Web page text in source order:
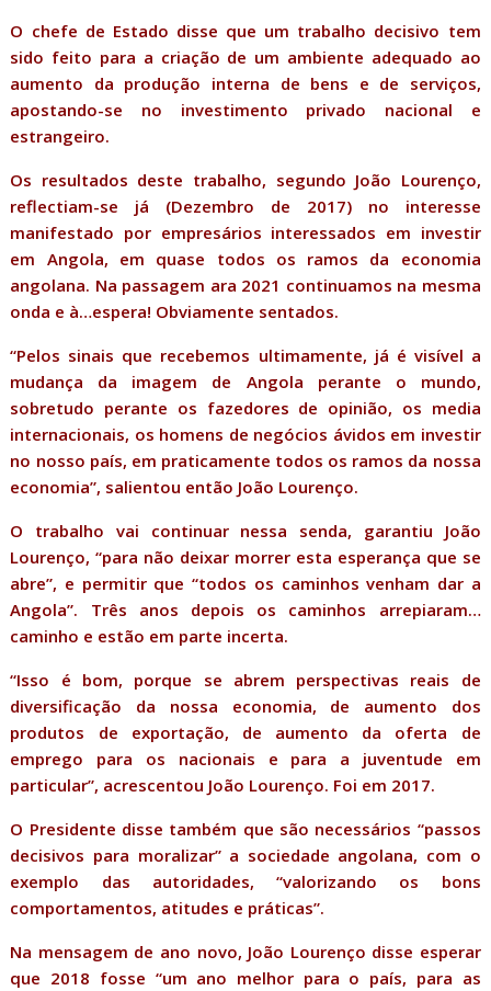
O chefe de Estado disse que um trabalho decisivo tem
sido feito para a criação de um ambiente adequado ao
aumento da produção interna de bens e de serviços,
apostando-se no investimento privado nacional e
estrangeiro.
Os resultados deste trabalho, segundo João Lourenço,
reflectiam-se já (Dezembro de 2017) no interesse
manifestado por empresários interessados em investir
em Angola, em quase todos os ramos da economia
angolana. Na passagem ara 2021 continuamos na mesma
onda e à…espera! Obviamente sentados.
“Pelos sinais que recebemos ultimamente, já é visível a
mudança da imagem de Angola perante o mundo,
sobretudo perante os fazedores de opinião, os media
internacionais, os homens de negócios ávidos em investir
no nosso país, em praticamente todos os ramos da nossa
economia”, salientou então João Lourenço.
O trabalho vai continuar nessa senda, garantiu João
Lourenço, “para não deixar morrer esta esperança que se
abre”, e permitir que “todos os caminhos venham dar a
Angola”. Três anos depois os caminhos arrepiaram…
caminho e estão em parte incerta.
“Isso é bom, porque se abrem perspectivas reais de
diversificação da nossa economia, de aumento dos
produtos de exportação, de aumento da oferta de
emprego para os nacionais e para a juventude em
particular”, acrescentou João Lourenço. Foi em 2017.
O Presidente disse também que são necessários “passos
decisivos para moralizar” a sociedade angolana, com o
exemplo das autoridades, “valorizando os bons
comportamentos, atitudes e práticas”.
Na mensagem de ano novo, João Lourenço disse esperar
que 2018 fosse “um ano melhor para o país, para as